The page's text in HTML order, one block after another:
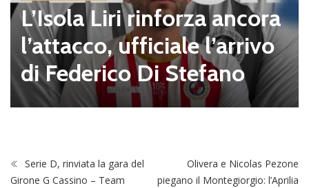
L’Isola Liri rinforza ancora
l’attacco, ufficiale l’arrivo
di Federico Di Stefano
Serie D, rinviata la gara del
Girone G Cassino – Team
Olivera e Nicolas Pezone
piegano il Montegiorgio: l’Aprilia